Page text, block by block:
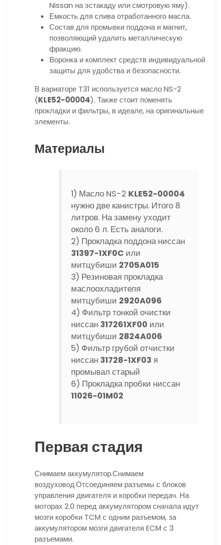
Nissan на эстакаду или смотровую яму).
Емкость для слива отработанного масла.
Состав для промывки поддона и магнит,
позволяющий удалить металлическую
фракцию.
Воронка и комплект средств индивидуальной
защиты для удобства и безопасности.
В вариаторе T31 используется масло NS-2
(KLE52-00004). Также стоит поменять
прокладки и фильтры, в идеале, на оригинальные
элементы.
Материалы
1) Масло NS-2 KLE52-00004
нужно две канистры. Итого 8
литров. На замену уходит
около 6 л. Есть аналоги.
2) Прокладка поддона ниссан
31397-1XF0C или
митцубиши 2705A015
3) Резиновая прокладка
маслоохладителя
митцубиши 2920A096
4) Фильтр тонкой очистки
ниссан 317261XF00 или
митцубиши 2824A006
5) Фильтр грубой отчистки
ниссан 31728-1XF03 я
промывал старый
6) Прокладка пробки ниссан
11026-01M02
Первая стадия
Снимаем аккумулятор.Снимаем
воздуховод.Отсоединяем разъемы с блоков
управления двигателя и коробки передач. На
моторах 2.0 перед аккумулятором сначала идут
мозги коробки TCM с одним разъемом, за
аккумулятором мозги двигателя ECM с 3
разъемами.